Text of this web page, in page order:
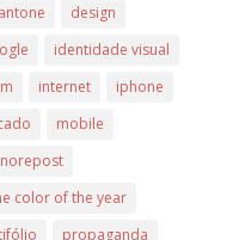
design
identidade visual
internet
iphone
mobile
norepost
color of the year
propaganda